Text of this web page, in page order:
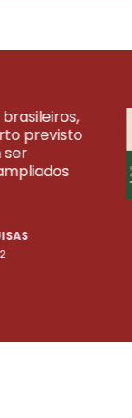
previsto
ser